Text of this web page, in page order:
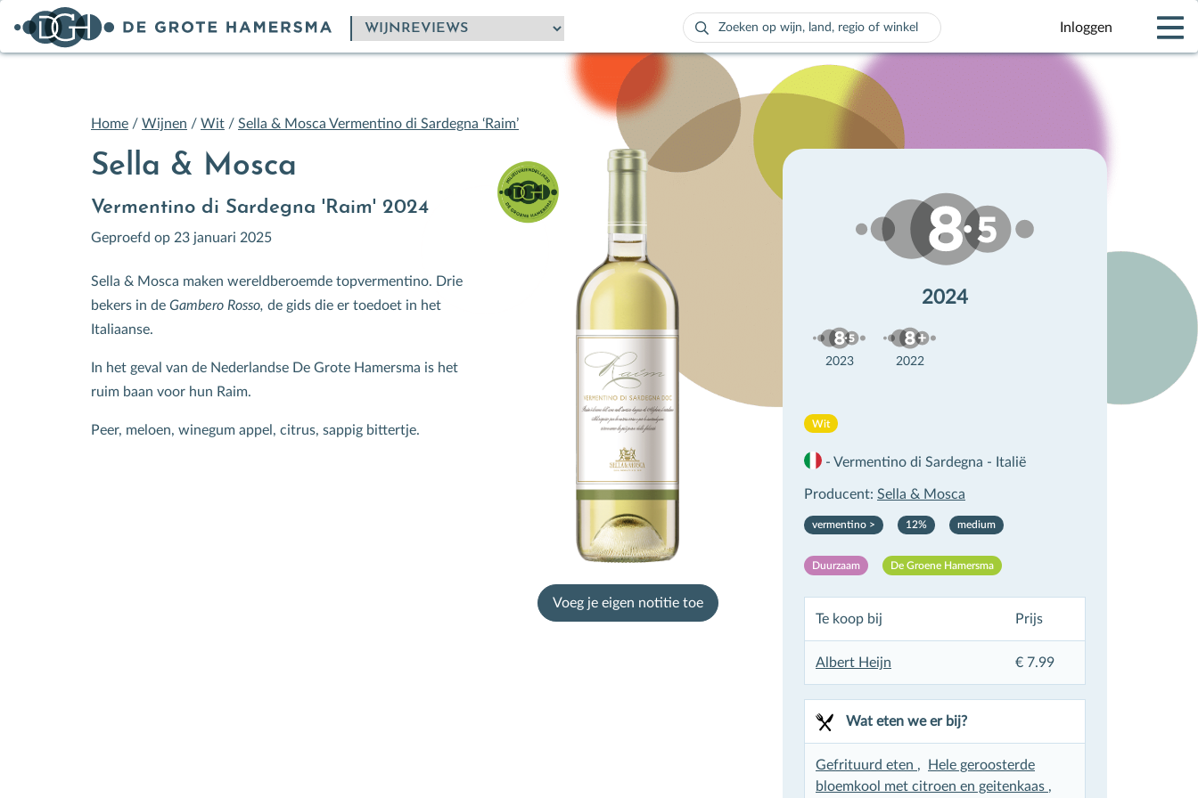
Zoeken
naar:
Als de resultaten voor automatisch aanvullen beschikbaar zijn, gebruik de pijlen
Inloggen
Home / Wijnen / Wit / Sella & Mosca Vermentino di Sardegna ‘Raim’
Sella & Mosca
Vermentino di Sardegna 'Raim' 2024
Geproefd op 23 januari 2025
Sella & Mosca maken wereldberoemde topvermentino. Drie
bekers in de Gambero Rosso, de gids die er toedoet in het
Italiaanse.
In het geval van de Nederlandse De Grote Hamersma is het
ruim baan voor hun Raim.
Peer, meloen, winegum appel, citrus, sappig bittertje.
Voeg je eigen notitie toe
2024
2023 2022
Wit
- Vermentino di Sardegna - Italië
Producent: Sella & Mosca
vermentino > 12% medium
Duurzaam De Groene Hamersma
Te koop bij Prijs
Albert Heijn € 7.99
Wat eten we er bij?
Gefrituurd eten ,
Hele geroosterde
bloemkool met citroen en geitenkaas ,